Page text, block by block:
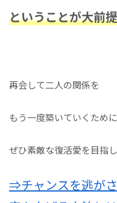
ということが大前
再会して二人の関係を
もう一度築いていくために
ぜひ素敵な復活愛を目指
⇒チャンスを逃が